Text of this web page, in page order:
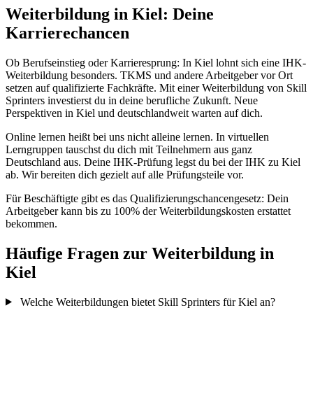
Weiterbildung in Kiel: Deine
Karrierechancen
Ob Berufseinstieg oder Karrieresprung: In Kiel lohnt sich eine IHK-
Weiterbildung besonders. TKMS und andere Arbeitgeber vor Ort
setzen auf qualifizierte Fachkräfte. Mit einer Weiterbildung von Skill
Sprinters investierst du in deine berufliche Zukunft. Neue
Perspektiven in Kiel und deutschlandweit warten auf dich.
Online lernen heißt bei uns nicht alleine lernen. In virtuellen
Lerngruppen tauschst du dich mit Teilnehmern aus ganz
Deutschland aus. Deine IHK-Prüfung legst du bei der IHK zu Kiel
ab. Wir bereiten dich gezielt auf alle Prüfungsteile vor.
Für Beschäftigte gibt es das Qualifizierungschancengesetz: Dein
Arbeitgeber kann bis zu 100% der Weiterbildungskosten erstattet
bekommen.
Häufige Fragen zur Weiterbildung in
Kiel
Welche Weiterbildungen bietet Skill Sprinters für Kiel an?